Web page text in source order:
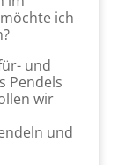
ich
und
Pendels
wir
und